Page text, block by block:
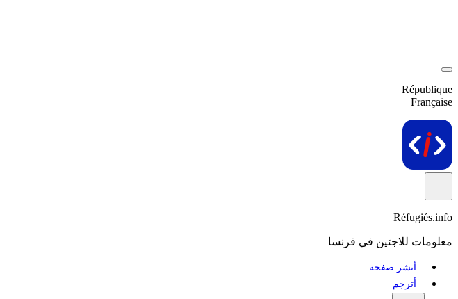
République
Française
Réfugiés.info
معلومات للاجئين في فرنسا
أنشر صفحة
أترجم